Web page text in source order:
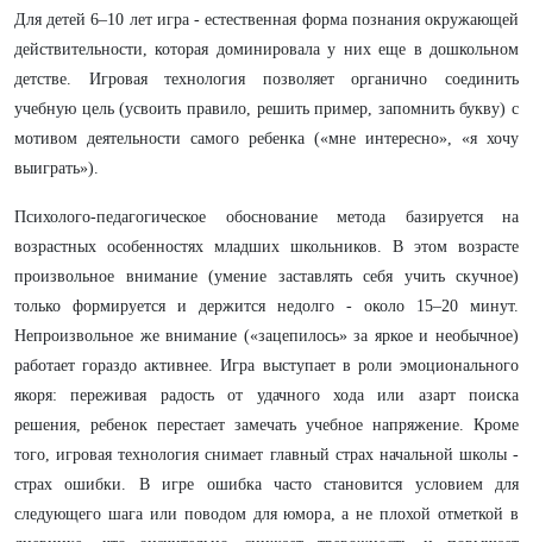
Для детей 6–10 лет игра - естественная форма познания окружающей
действительности, которая доминировала у них еще в дошкольном
детстве. Игровая технология позволяет органично соединить
учебную цель (усвоить правило, решить пример, запомнить букву) с
мотивом деятельности самого ребенка («мне интересно», «я хочу
выиграть»).
Психолого-педагогическое обоснование метода базируется на
возрастных особенностях младших школьников. В этом возрасте
произвольное внимание (умение заставлять себя учить скучное)
только формируется и держится недолго - около 15–20 минут.
Непроизвольное же внимание («зацепилось» за яркое и необычное)
работает гораздо активнее. Игра выступает в роли эмоционального
якоря: переживая радость от удачного хода или азарт поиска
решения, ребенок перестает замечать учебное напряжение. Кроме
того, игровая технология снимает главный страх начальной школы -
страх ошибки. В игре ошибка часто становится условием для
следующего шага или поводом для юмора, а не плохой отметкой в